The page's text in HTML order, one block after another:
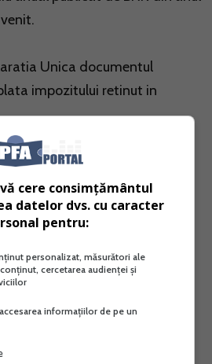
Unica documentul
impozitului retinut in
(4) Contribuabilii care
conform alin. (1) au
in declaratia unica privind
sociale datorate de
la data de 25 mai, inclusiv a
realizare a venitului, precum si
impozitului datorat, in
cu luarea in considerare a
cere consimțământul
datelor dvs. cu caracter
pentru:
personalizat, măsurători ale
cercetarea audienței și
informațiilor de pe un